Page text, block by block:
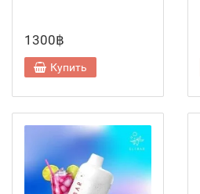
1300฿
Купить